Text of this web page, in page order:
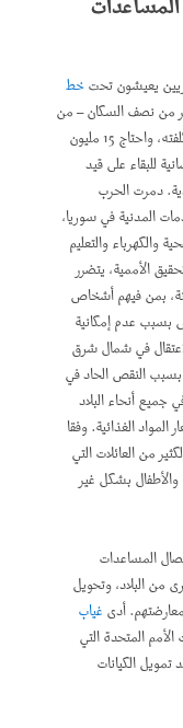
خط
من نصف السكان – من
الحصول على ما يكفي من الغذاء الجيد أو تحمل تكلفته، واحتاج 15 مليون
للبقاء على قيد
دمرت الحرب
والخدمات المدنية في سوريا،
والكهرباء والتعليم
الأممية، يتضرر
بمن فيهم أشخاص
إلى 2019، بشكل خاص بسبب عدم إمكانية
في شمال شرق
النقص الحاد في
جميع أنحاء البلاد
الغذائية. وفقا
من العائلات التي
والأطفال بشكل غير
المساعدات
من البلاد، وتحويل
أدىغياب
المتحدة التي
الكيانات